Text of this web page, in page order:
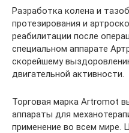
Разработка колена и
протезирования и
реабилитации после
специальном аппарате
скорейшему
двигательной активности.
Торговая марка Artromot
аппараты для
применение во всем мире.